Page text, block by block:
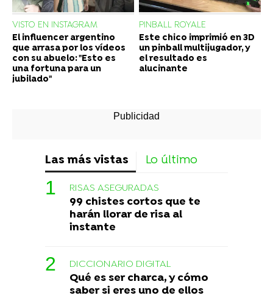
VISTO EN INSTAGRAM
El influencer argentino
que arrasa por los vídeos
con su abuelo: "Esto es
una fortuna para un
jubilado"
PINBALL ROYALE
Este chico imprimió en 3D
un pinball multijugador, y
el resultado es
alucinante
Las más vistas Lo último
RISAS ASEGURADAS
99 chistes cortos que te
harán llorar de risa al
instante
DICCIONARIO DIGITAL
Qué es ser charca, y cómo
saber si eres uno de ellos